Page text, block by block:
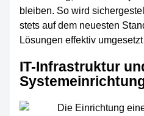
bleiben. So wird
stets auf dem neuesten
Lösungen effektiv
IT-Infrastruktur